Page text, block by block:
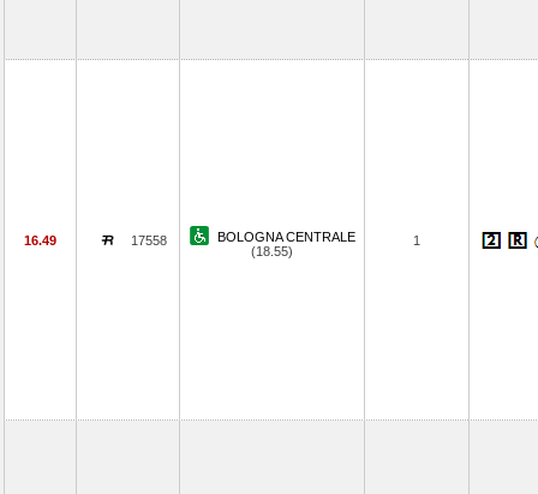
16.49 17558
BOLOGNA CENTRALE
(18.55)
1